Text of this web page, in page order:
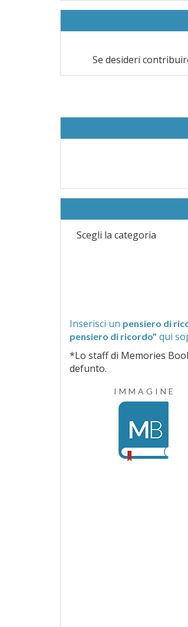
Se desideri
Scegli la categoria
Inserisci un pensiero di
pensiero di ricordo" qui
*Lo staff di Memories Books si
defunto.
IMMAGINE